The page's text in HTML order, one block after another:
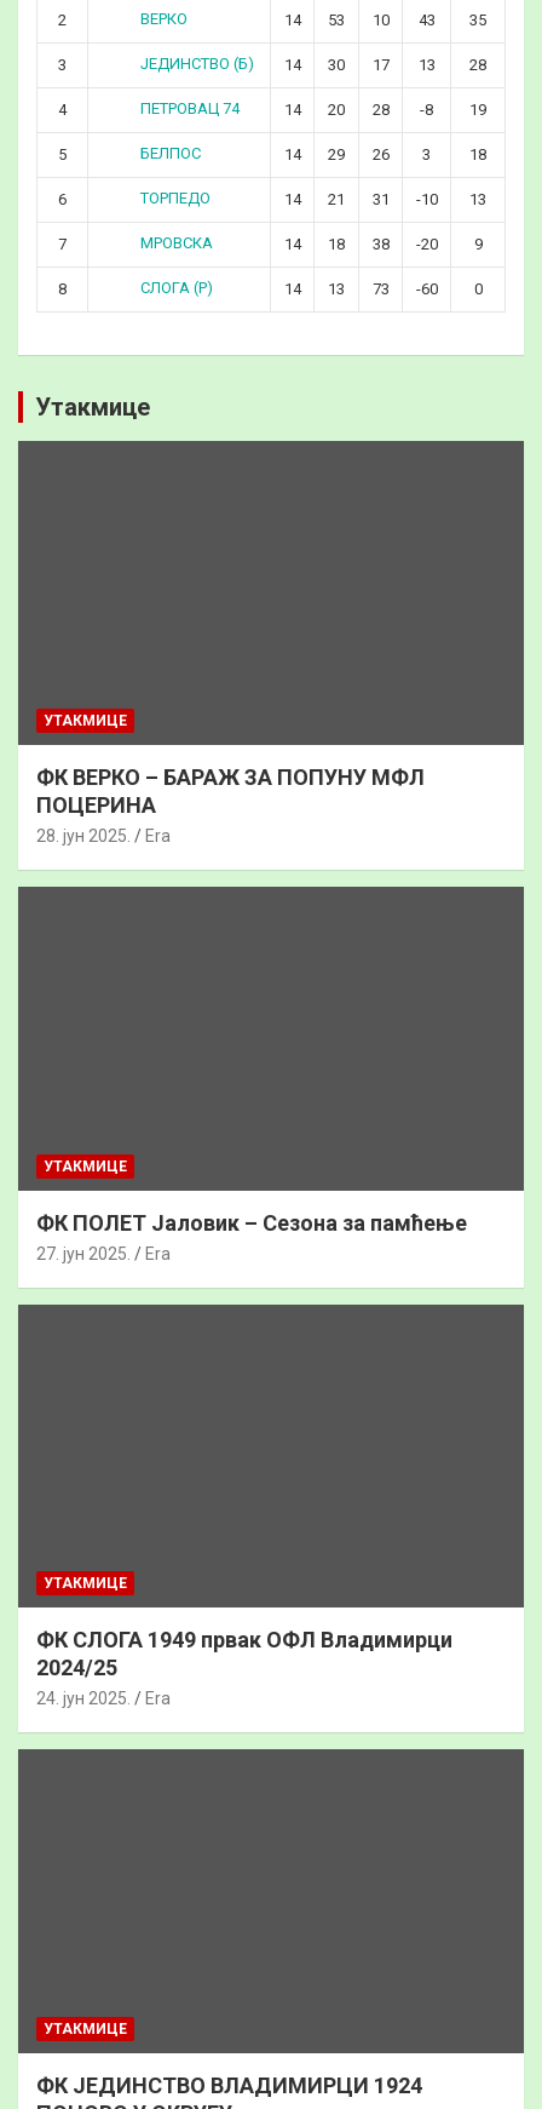
2 ВЕРКО 14 53 10 43 35
3 ЈЕДИНСТВО (Б) 14 30 17 13 28
4 ПЕТРОВАЦ 74 14 20 28 -8 19
5 БЕЛПОС 14 29 26 3 18
6 ТОРПЕДО 14 21 31 -10 13
7 МРОВСКА 14 18 38 -20 9
8 СЛОГА (Р) 14 13 73 -60 0
Утакмице
УТАКМИЦЕ
ФК ВЕРКО – БАРАЖ ЗА ПОПУНУ МФЛ
ПОЦЕРИНА
28. јун 2025. Era
УТАКМИЦЕ
ФК ПОЛЕТ Јаловик – Сезона за памћење
27. јун 2025. Era
УТАКМИЦЕ
ФК СЛОГА 1949 првак ОФЛ Владимирци
2024/25
24. јун 2025. Era
УТАКМИЦЕ
ФК ЈЕДИНСТВО ВЛАДИМИРЦИ 1924